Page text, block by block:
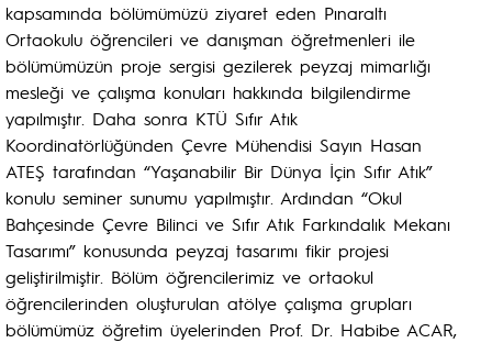
kapsamında bölümümüzü ziyaret eden Pınaraltı
Ortaokulu öğrencileri ve danışman öğretmenleri ile
bölümümüzün proje sergisi gezilerek peyzaj mimarlığı
mesleği ve çalışma konuları hakkında bilgilendirme
yapılmıştır. Daha sonra KTÜ Sıfır Atık
Koordinatörlüğünden Çevre Mühendisi Sayın Hasan
ATEŞ tarafından “Yaşanabilir Bir Dünya İçin Sıfır Atık”
konulu seminer sunumu yapılmıştır. Ardından “Okul
Bahçesinde Çevre Bilinci ve Sıfır Atık Farkındalık Mekanı
Tasarımı” konusunda peyzaj tasarımı fikir projesi
geliştirilmiştir. Bölüm öğrencilerimiz ve ortaokul
öğrencilerinden oluşturulan atölye çalışma grupları
bölümümüz öğretim üyelerinden Prof. Dr. Habibe ACAR,